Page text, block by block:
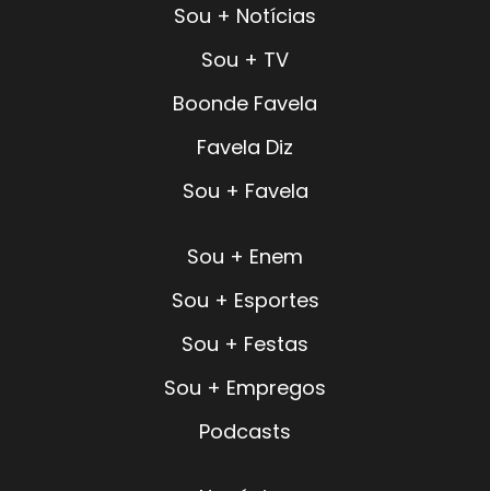
Sou + Notícias
Sou + TV
Boonde Favela
Favela Diz
Sou + Favela
Sou + Enem
Sou + Esportes
Sou + Festas
Sou + Empregos
Podcasts